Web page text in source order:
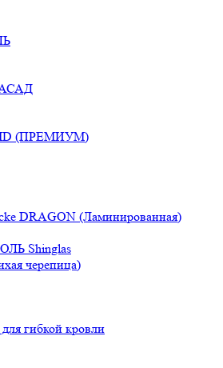
(ПРЕМИУМ)
DRAGON (Ламинированная)
Shinglas
черепица)
гибкой кровли